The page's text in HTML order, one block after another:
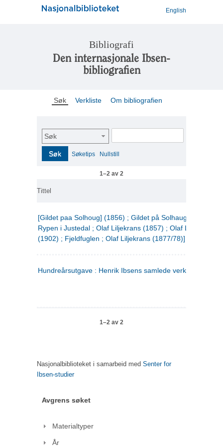
English
Bibliografi
Den internasjonale Ibsen-
bibliografien
Søk Verkliste Om bibliografien
Søk
Søk Søketips Nullstill
1–2 av 2
Tittel
[Gildet paa Solhoug] (1856) ; Gildet på Solhaug (1883) ;
Rypen i Justedal ; Olaf Liljekrans (1857) ; Olaf Liljekrans
(1902) ; Fjeldfuglen ; Olaf Liljekrans (1877/78)]
Hundreårsutgave : Henrik Ibsens samlede verker. 3
1–2 av 2
Nasjonalbiblioteket i samarbeid med Senter for
Ibsen-studier
Avgrens søket
Materialtyper
År